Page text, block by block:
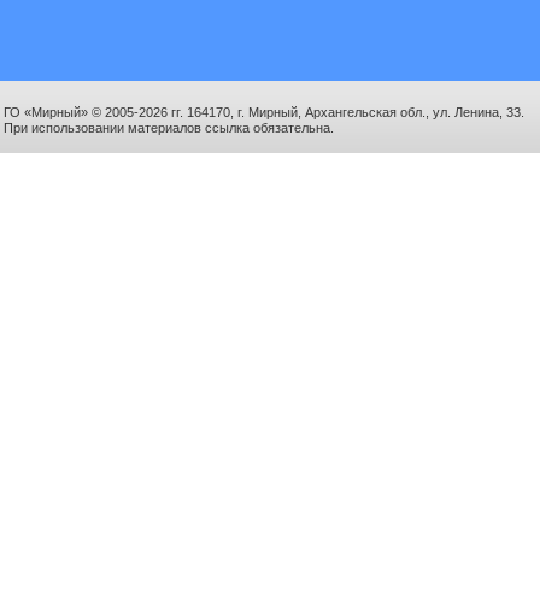
ГО «Мирный» © 2005-2026 гг. 164170, г. Мирный, Архангельская обл., ул. Ленина, 33.
При использовании материалов ссылка обязательна.